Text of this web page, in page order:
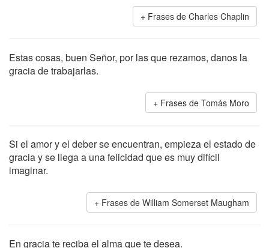
Frases de Charles Chaplin
Estas cosas, buen Señor, por las que rezamos, danos la
gracia de trabajarlas.
Frases de Tomás Moro
Si el amor y el deber se encuentran, empieza el estado de
gracia y se llega a una felicidad que es muy difícil
imaginar.
Frases de William Somerset Maugham
En gracia te reciba el alma que te desea.